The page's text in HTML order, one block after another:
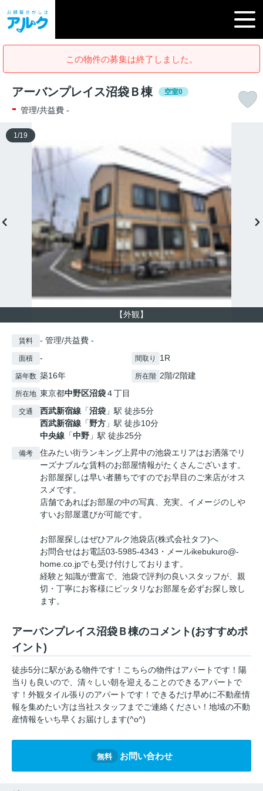
この物件の募集は終了しました。
アーバンプレイス沼袋Ｂ棟 空室0
- 管理/共益費 -
【外観】
1 /19
賃料 - 管理/共益費 -
面積 - 間取り 1R
築年数 築16年 所在階 2階/2階建
所在地 東京都中野区沼袋４丁目
交通 西武新宿線 「沼袋 」駅 徒歩5分
西武新宿線 「野方 」駅 徒歩10分
中央線 「中野 」駅 徒歩25分
備考
住みたい街ランキング上昇中の池袋エリアはお洒落でリ
ーズナブルな賃料のお部屋情報がたくさんございます。
お部屋探しは早い者勝ちですのでお早目のご来店がオス
スメです。
店舗であればお部屋の中の写真、充実。イメージのしや
すいお部屋選びが可能です。
お部屋探しはぜひアルク池袋店(株式会社タフ)へ
お問合せはお電話03-5985-4343・メールikebukuro@-
home.co.jpでも受け付けしております。
経験と知識が豊富で、池袋で評判の良いスタッフが、親
切・丁寧にお客様にピッタリなお部屋を必ずお探し致し
ます。
アーバンプレイス沼袋Ｂ棟のコメント(おすすめポ
イント)
徒歩5分に駅がある物件です！こちらの物件はアパートです！陽
当りも良いので、清々しい朝を迎えることのできるアパートで
す！外観タイル張りのアパートです！できるだけ早めに不動産情
報を集めたい方は当社スタッフまでご連絡ください！地域の不動
産情報をいち早くお届けします(^o^)
無料 お問い合わせ